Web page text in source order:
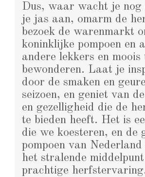
Dus, waar wacht je nog
je jas aan, omarm de
bezoek de warenmarkt
koninklijke pompoen en
andere lekkers en moois
bewonderen. Laat je
door de smaken en
seizoen, en geniet van
en gezelligheid die de
te bieden heeft. Het is
die we koesteren, en de
pompoen van
het stralende
prachtige